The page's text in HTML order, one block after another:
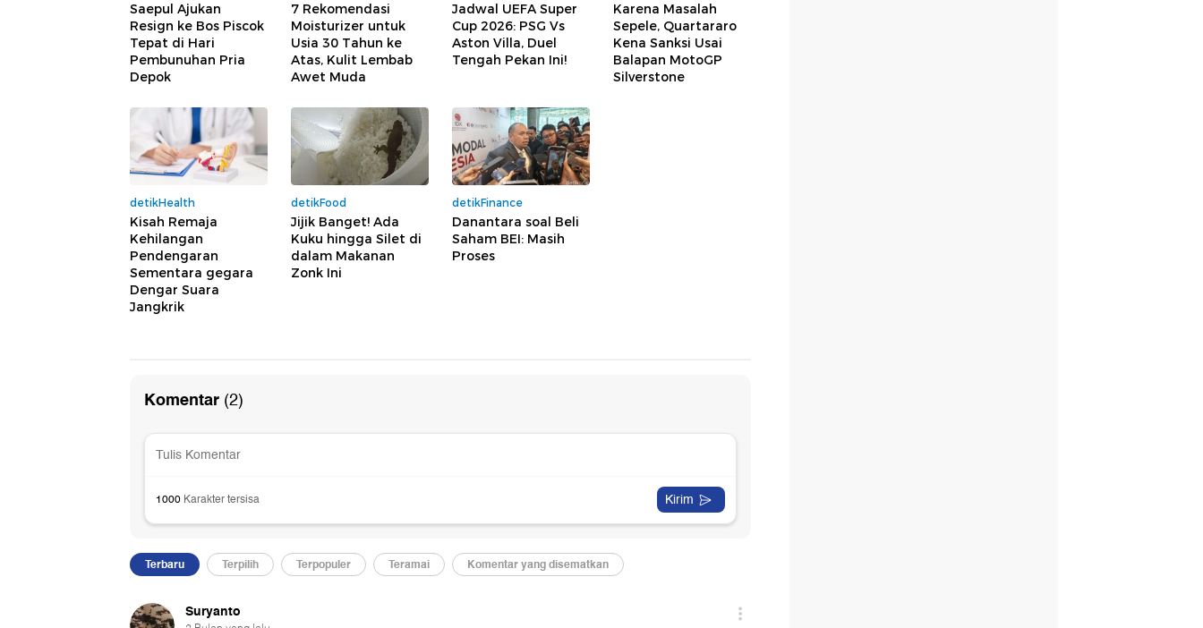
Saepul Ajukan
Resign ke Bos Piscok
Tepat di Hari
Pembunuhan Pria
Depok
7 Rekomendasi
Moisturizer untuk
Usia 30 Tahun ke
Atas, Kulit Lembab
Awet Muda
Jadwal UEFA Super
Cup 2026: PSG Vs
Aston Villa, Duel
Tengah Pekan Ini!
Karena Masalah
Sepele, Quartararo
Kena Sanksi Usai
Balapan MotoGP
Silverstone
detikHealth
Kisah Remaja
Kehilangan
Pendengaran
Sementara gegara
Dengar Suara
Jangkrik
detikFood
Jijik Banget! Ada
Kuku hingga Silet di
dalam Makanan
Zonk Ini
detikFinance
Danantara soal Beli
Saham BEI: Masih
Proses